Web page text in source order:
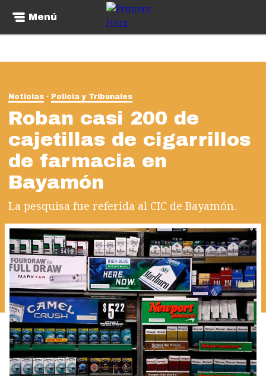
Menú
Noticias Policía y Tribunales
Roban casi 200 de
cajetillas de cigarrillos
de farmacia en
Bayamón
La pesquisa fue referida al CIC de Bayamón.